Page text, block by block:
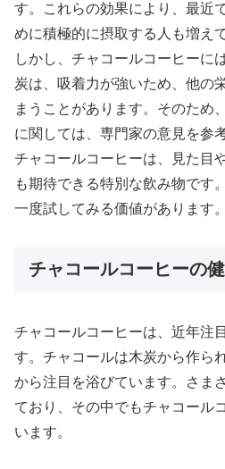
す。これらの効果により、最近
めに積極的に摂取する人も増え
しかし、チャコールコーヒーに
炭は、吸着力が強いため、他の
まうことがあります。そのため
に関しては、専門家の意見を参
チャコールコーヒーは、見た目
も期待できる特別な飲み物です
一度試してみる価値があります。
チャコールコーヒーの
チャコールコーヒーは、近年注
す。チャコールは木炭から作ら
から注目を浴びています。さま
ており、その中でもチャコール
います。